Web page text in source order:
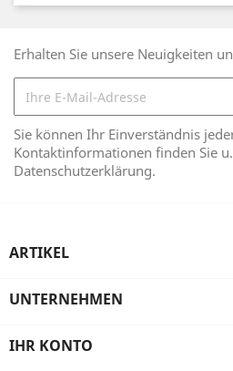
Erhalten Sie unsere Neuigkeiten
Sie können Ihr Einverständnis
Kontaktinformationen finden Sie
Datenschutzerklärung.
ARTIKEL
UNTERNEHMEN
IHR KONTO